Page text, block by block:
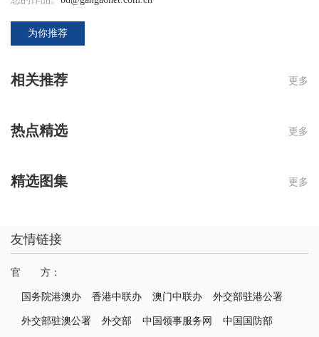
为你推荐
相关推荐 更多
热点精选 更多
精选图集 更多
友情链接
官 方：
国务院港澳办 香港中联办 澳门中联办 外交部驻港公署
外交部驻澳公署 外交部 中国领事服务网 中国国防部